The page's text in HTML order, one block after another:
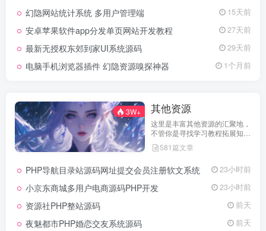
幻隐网站统计系统 多用户管理端 15天前
安卓苹果软件app分发单页网站开发教程 27天前
最新无授权东郊到家UI系统源码 29天前
电脑手机浏览器插件 幻隐资源嗅探神器 1个月前
3W+ 其他资源
这里是丰富其他资源的汇聚地，
不管你是寻找学习教程拓展知
识，还是搜集各类素材激发创作
灵感，亦或是查询专业数据辅助
源定期更新、分类清晰、下载便
务，快来探索发现所需资源！
581篇文章
PHP导航目录站源码网址提交会员注册软文系统 23小时前
小京东商城多用户电商源码PHP开发 23小时前
资源社PHP整站源码 前天
夜魅都市PHP婚恋交友系统源码 前天